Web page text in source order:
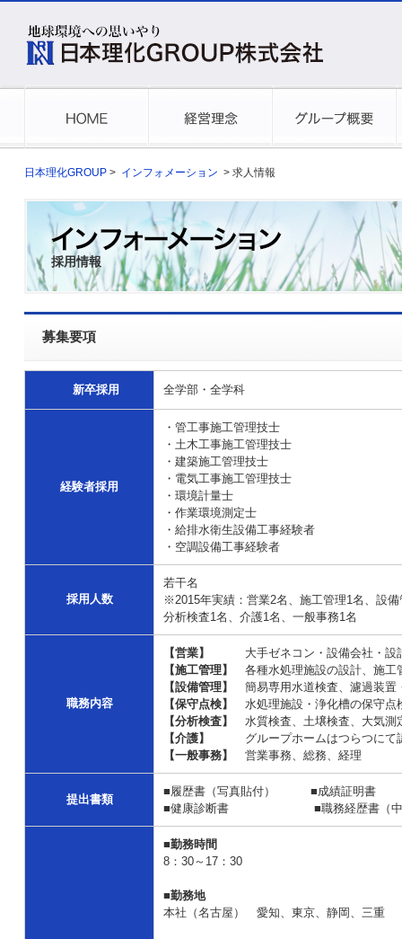
日本理化GROUP > インフォメーション > 求人情報
採用情報
募集要項
新卒採用 全学部・全学科
経験者採用
・管工事施工管理技士
・土木工事施工管理技士
・建築施工管理技士
・電気工事施工管理技士
・環境計量士
・作業環境測定士
・給排水衛生設備工事経験者
・空調設備工事経験者
採用人数
若干名
※2015年実績：営業2名、施工管理1名、設
分析検査1名、介護1名、一般事務1名
職務内容
【営業】
大手ゼネコン・設備会社・設計
【施工管理】
各種水処理施設の設計、施工
【設備管理】
簡易専用水道検査、濾過装置
【保守点検】
水処理施設・浄化槽の保守点
【分析検査】
水質検査、土壌検査、大気測
【介護】
グループホームはつらつにて
【一般事務】
営業事務、総務、経理
提出書類
■履歴書（写真貼付） ■成績証明書
■健康診断書 ■職務経歴書（中途
■勤務時間
8：30～17：30
■勤務地
本社（名古屋） 愛知、東京、静岡、三重